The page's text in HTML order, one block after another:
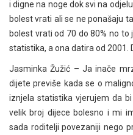
i digne na noge dok svi na
bolest vrati ali se ne ponašaju
bolest vrati od 70 do 80% no
statistika, a ona datira od 2001.
Jasminka Žužić – Ja inače
dijete previše kada se o
iznjela statistika vjerujem da
velik broj dijece bolesno i mi
sada roditelji povezaniji nego